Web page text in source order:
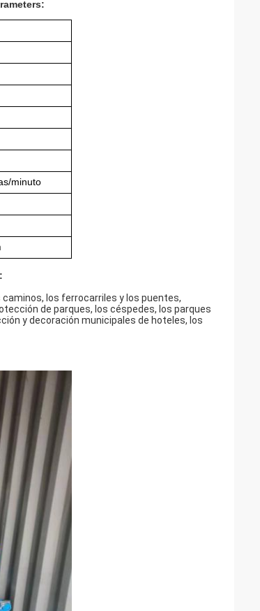
minuto
los ferrocarriles y los puentes,
de parques, los céspedes, los parques
y decoración municipales de hoteles, los